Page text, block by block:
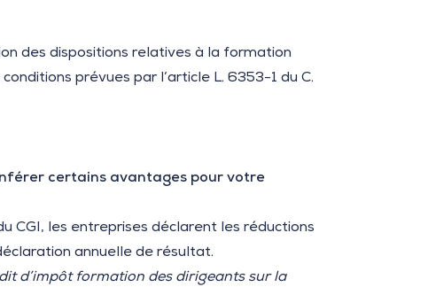
des dispositions relatives à la formation
prévues par l’article L. 6353-1 du C.
certains avantages pour votre
CGI, les entreprises déclarent les réductions
annuelle de résultat.
d’impôt formation des dirigeants sur la